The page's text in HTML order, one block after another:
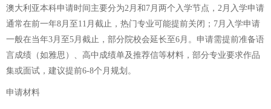
澳大利亚本科申请时间主要分为2月和7月两个入学节点，2月入学申请
通常在前一年8月至11月截止，热门专业可能提前关闭；7月入学申请
一般在当年3月至5月截止，部分院校会延长至6月。申请需提前准备语
言成绩（如雅思）、高中成绩单及推荐信等材料，部分专业要求作品
集或面试，建议提前6-8个月规划。
申请材料